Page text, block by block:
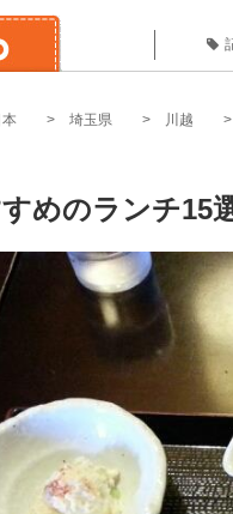
本 埼玉県 川越
めのランチ15